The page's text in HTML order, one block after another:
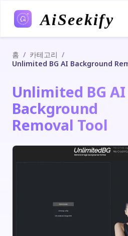
AiSeekify
홈 / 카테고리 /
Unlimited BG AI Background
Unlimited BG AI
Background
Removal Tool